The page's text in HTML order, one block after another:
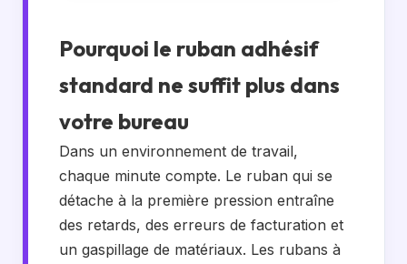
Pourquoi le ruban adhésif
standard ne suffit plus dans
votre bureau
Dans un environnement de travail,
chaque minute compte. Le ruban qui se
détache à la première pression entraîne
des retards, des erreurs de facturation et
un gaspillage de matériaux. Les rubans à